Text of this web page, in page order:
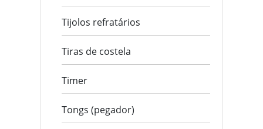
Tijolos refratários
Tiras de costela
Timer
Tongs (pegador)